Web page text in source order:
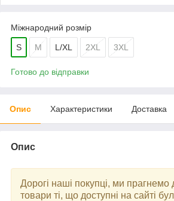
Міжнародний розмір
S M L/XL 2XL 3XL
Готово до відправки
Опис Характеристики Доставка
Опис
Дорогі наші покупці, ми прагнемо
товари ті, що доступні на сайті